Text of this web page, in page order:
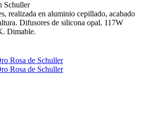
Schuller
realizada en aluminio cepillado, acabado
Difusores de silicona opal. 117W
Dimable.